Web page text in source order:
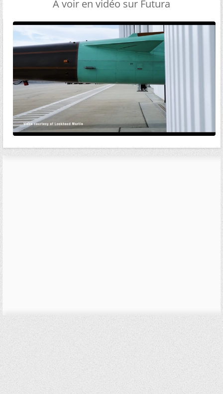
A voir en vidéo sur Futura